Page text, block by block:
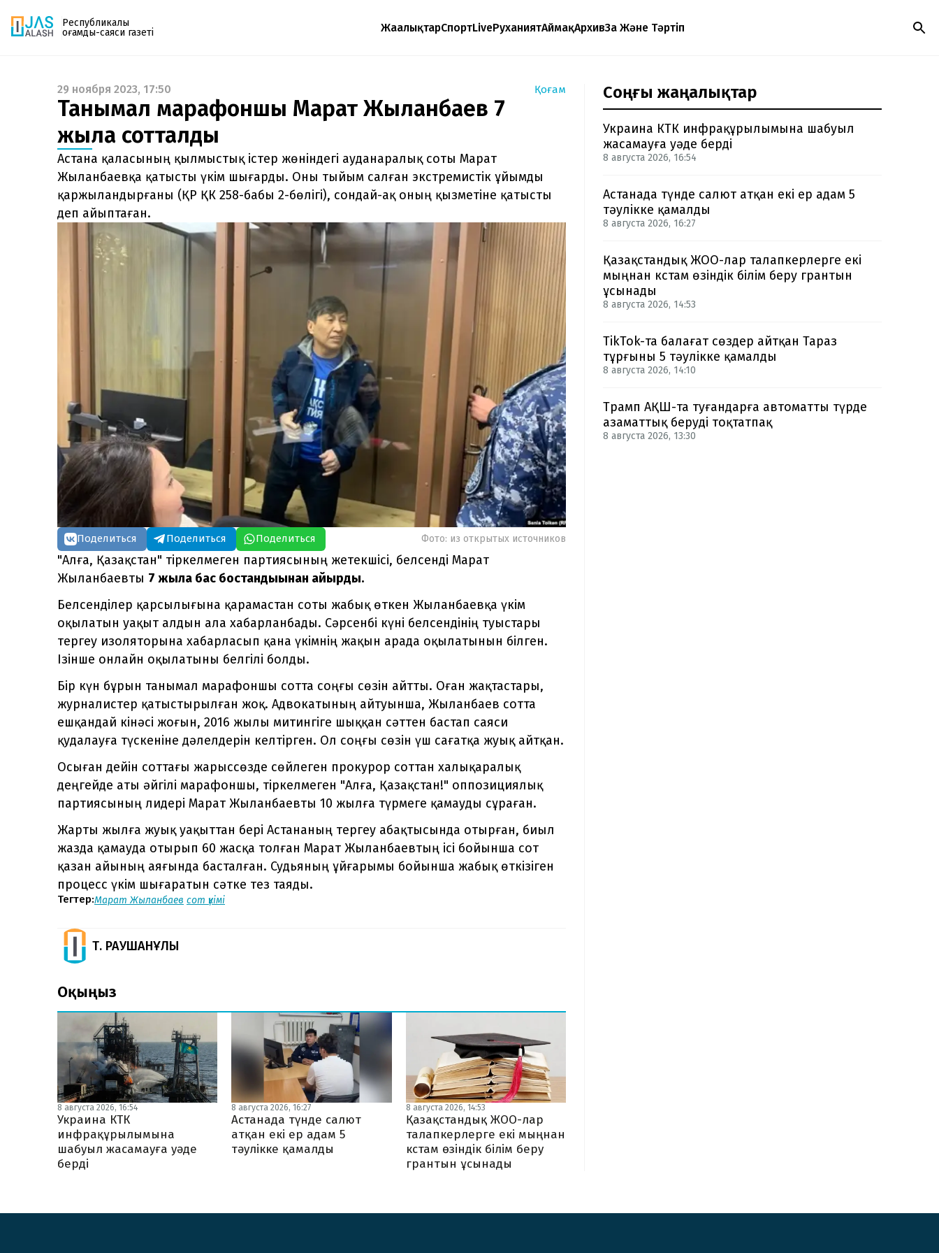
Республикалық
қоғамдық-саяси газеті
ЖаңалықтарСпортLiveРуханиятАймақАрхивЗаң Және Тәртіп
Газетке жазылу
PDF форматтағы газетті ай сайын электронды
поштаңызға алып отырыңыз. Жаңа нөмір
шыққан сәтте сізге бірден жіберіледі. Тек email
енгізіңіз, біз қалғанын өзіміз жібереміз.
29 ноября 2023, 17:50 Қоғам
Танымал марафоншы Марат Жыланбаев 7
жылға сотталды
Астана қаласының қылмыстық істер жөніндегі ауданаралық соты Марат
Жыланбаевқа қатысты үкім шығарды. Оны тыйым салған экстремистік ұйымды
қаржыландырғаны (ҚР ҚК 258-бабы 2-бөлігі), сондай-ақ оның қызметіне қатысты
деп айыптаған.
Поделиться Поделиться Поделиться Фото: из открытых источников
"Алға, Қазақстан" тіркелмеген партиясының жетекшісі, белсенді Марат
Жыланбаевты 7 жылға бас бостандығынан айырды.
Белсенділер қарсылығына қарамастан соты жабық өткен Жыланбаевқа үкім
оқылатын уақыт алдын ала хабарланбады. Сәрсенбі күні белсендінің туыстары
тергеу изоляторына хабарласып қана үкімнің жақын арада оқылатынын білген.
Ізінше онлайн оқылатыны белгілі болды.
Бір күн бұрын танымал марафоншы сотта соңғы сөзін айтты. Оған жақтастары,
журналистер қатыстырылған жоқ. Адвокатының айтуынша, Жыланбаев сотта
ешқандай кінәсі жоғын, 2016 жылы митингіге шыққан сәттен бастап саяси
қудалауға түскеніне дәлелдерін келтірген. Ол соңғы сөзін үш сағатқа жуық айтқан.
Осыған дейін соттағы жарыссөзде сөйлеген прокурор соттан халықаралық
деңгейде аты әйгілі марафоншы, тіркелмеген "Алға, Қазақстан!" оппозициялық
партиясының лидері Марат Жыланбаевты 10 жылға түрмеге қамауды сұраған.
Жарты жылға жуық уақыттан бері Астананың тергеу абақтысында отырған, биыл
жазда қамауда отырып 60 жасқа толған Марат Жыланбаевтың ісі бойынша сот
қазан айының аяғында басталған. Судьяның ұйғарымы бойынша жабық өткізіген
процесс үкім шығаратын сәтке тез таяды.
Тегтер:Марат Жыланбаев сот үкімі
Т. РАУШАНҰЛЫ
Оқыңыз
8 августа 2026, 16:54
Украина КТК
инфрақұрылымына
шабуыл жасамауға уәде
берді
8 августа 2026, 16:27
Астанада түнде салют
атқан екі ер адам 5
тәулікке қамалды
8 августа 2026, 14:53
Қазақстандық ЖОО-лар
талапкерлерге екі мыңнан
кстам өзіндік білім беру
грантын ұсынады
Соңғы жаңалықтар
Украина КТК инфрақұрылымына шабуыл
жасамауға уәде берді
8 августа 2026, 16:54
Астанада түнде салют атқан екі ер адам 5
тәулікке қамалды
8 августа 2026, 16:27
Қазақстандық ЖОО-лар талапкерлерге екі
мыңнан кстам өзіндік білім беру грантын
ұсынады
8 августа 2026, 14:53
TikTok-та балағат сөздер айтқан Тараз
тұрғыны 5 тәулікке қамалды
8 августа 2026, 14:10
Трамп АҚШ-та туғандарға автоматты түрде
азаматтық беруді тоқтатпақ
8 августа 2026, 13:30